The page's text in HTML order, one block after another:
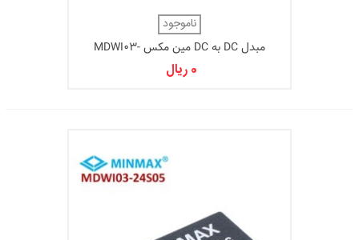
ناموجود
مبدل DC به DC مین مکس MDWI03-
24S033
0 ریال